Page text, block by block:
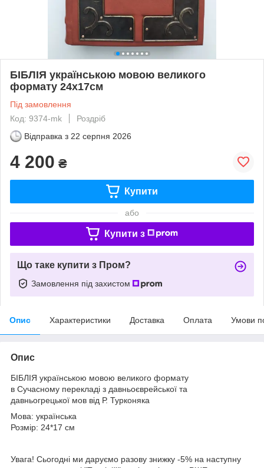
БІБЛІЯ українською мовою великого
формату 24x17см
Під замовлення
Код: 9374-mk
Роздріб
Відправка з 22 серпня 2026
4 200 ₴
Купити
або
Купити з
Що таке купити з Пром?
Замовлення під захистом
Опис Характеристики Доставка Оплата Умови
Опис
БІБЛІЯ українською мовою великого формату
в Сучасному перекладі з давньоєврейської та
давньогрецької мов від Р. Турконяка
Мова: українська
Розмір: 24*17 см
Увага! Сьогодні ми даруємо разову знижку -5% на наступну